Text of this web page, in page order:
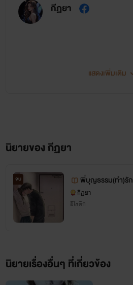
กีฏยา
แสดงเพิ่มเติม
นิยายของ กีฏยา
จบ พี่บุญธรรม(ทำ)รัก
กีฏยา
อีโรติก
นิยายเรื่องอื่นๆ ที่เกี่ยวข้อง